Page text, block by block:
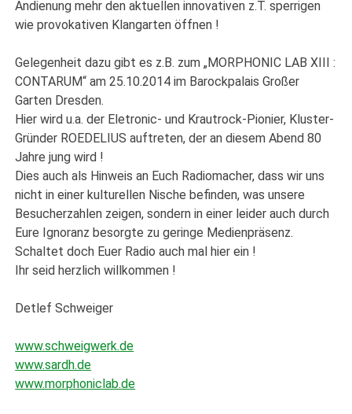
Andienung mehr den aktuellen innovativen z.T. sperrigen
wie provokativen Klangarten öffnen !
Gelegenheit dazu gibt es z.B. zum „MORPHONIC LAB XIII :
CONTARUM“ am 25.10.2014 im Barockpalais Großer
Garten Dresden.
Hier wird u.a. der Eletronic- und Krautrock-Pionier, Kluster-
Gründer ROEDELIUS auftreten, der an diesem Abend 80
Jahre jung wird !
Dies auch als Hinweis an Euch Radiomacher, dass wir uns
nicht in einer kulturellen Nische befinden, was unsere
Besucherzahlen zeigen, sondern in einer leider auch durch
Eure Ignoranz besorgte zu geringe Medienpräsenz.
Schaltet doch Euer Radio auch mal hier ein !
Ihr seid herzlich willkommen !
Detlef Schweiger
www.schweigwerk.de
www.sardh.de
www.morphoniclab.de